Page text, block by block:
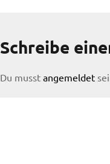
Schreibe
Du musst angemeldet